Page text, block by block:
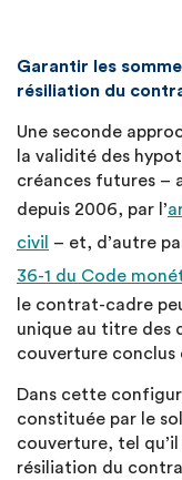
Garantir les
résiliation du
Une seconde
la validité des
créances futures –
depuis 2006, par l’
civil
– et, d’autre
36-1 du Code
le contrat-cadre
unique au titre des
couverture conclus
Dans cette
constituée par le
couverture, tel
résiliation du